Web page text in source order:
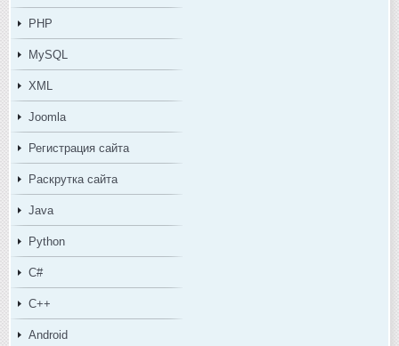
PHP
MySQL
XML
Joomla
Регистрация сайта
Раскрутка сайта
Java
Python
C#
C++
Android